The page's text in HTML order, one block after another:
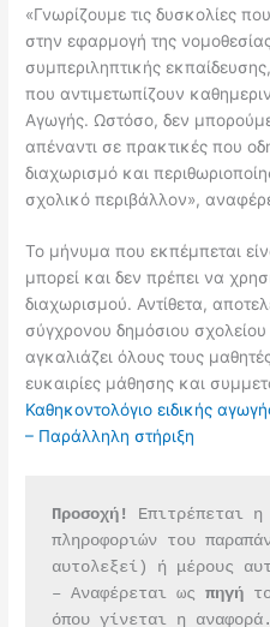
«Γνωρίζουμε τις δυσκολίες
στην εφαρμογή της
συμπεριληπτικής
που αντιμετωπίζουν
Αγωγής. Ωστόσο, δεν
απέναντι σε πρακτικές που
διαχωρισμό και
σχολικό περιβάλλον»,
Το μήνυμα που εκπέμπεται
μπορεί και δεν πρέπει να
διαχωρισμού. Αντίθετα,
σύγχρονου δημόσιου
αγκαλιάζει όλους τους
ευκαιρίες μάθησης και
Καθηκοντολόγιο ειδικής
– Παράλληλη στήριξη
Προσοχή!
Επιτρέπεται η
πληροφοριών του
αυτολεξεί) ή μέρους
– Αναφέρεται ως πηγή
όπου γίνεται η αναφορά.